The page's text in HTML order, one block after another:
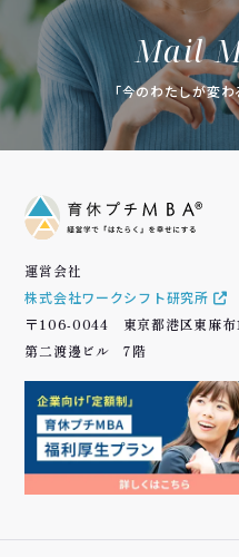
Mail
「今のわたしが変
運営会社
株式会社ワークシフト研究所
〒106-0044 東京都港区東麻布
第二渡邊ビル 7階